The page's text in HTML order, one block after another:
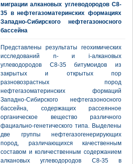
миграции алкановых углеводородов С8-
35 в нефтегазоматеринских формациях
Западно-Сибирского нефтегазоносного
бассейна
Представлены результаты геохимических
исследований n- и i-алкановых
углеводородов С8-35 битумоидов из
закрытых и открытых пор
разновозрастных пород
нефтегазоматеринских формаций
Западно-Сибирского нефтегазоносного
бассейна, содержащих рассеянное
органическое вещество различного
фациально-генетического типа. Выделены
две группы нефтегазогенерирующих
пород, различающихся качественным
составом и количественным содержанием
алкановых углеводородов С8-35 в